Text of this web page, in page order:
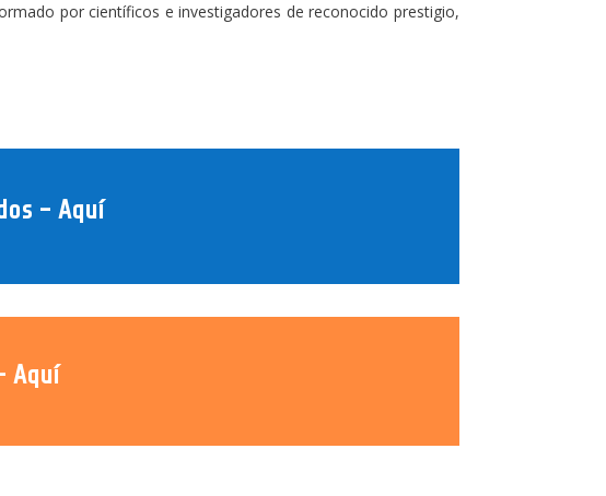
por científicos e investigadores de reconocido prestigio,
- Aquí
Aquí